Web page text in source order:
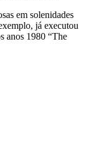
em solenidades
já executou
anos 1980 “The